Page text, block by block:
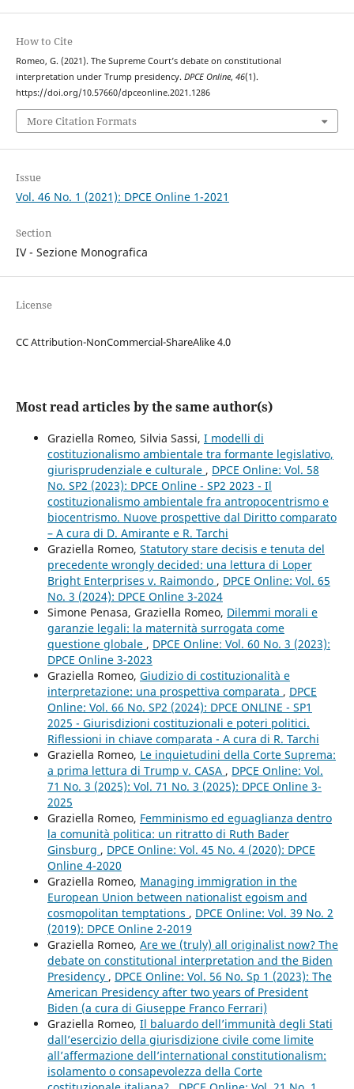
How to Cite
Romeo, G. (2021). The Supreme Court’s debate on constitutional
interpretation under Trump presidency. DPCE Online, 46(1).
https://doi.org/10.57660/dpceonline.2021.1286
More Citation Formats
Issue
Vol. 46 No. 1 (2021): DPCE Online 1-2021
Section
IV - Sezione Monografica
License
CC Attribution-NonCommercial-ShareAlike 4.0
Most read articles by the same author(s)
Graziella Romeo, Silvia Sassi, I modelli di
costituzionalismo ambientale tra formante legislativo,
giurisprudenziale e culturale , DPCE Online: Vol. 58
No. SP2 (2023): DPCE Online - SP2 2023 - Il
costituzionalismo ambientale fra antropocentrismo e
biocentrismo. Nuove prospettive dal Diritto comparato
– A cura di D. Amirante e R. Tarchi
Graziella Romeo, Statutory stare decisis e tenuta del
precedente wrongly decided: una lettura di Loper
Bright Enterprises v. Raimondo , DPCE Online: Vol. 65
No. 3 (2024): DPCE Online 3-2024
Simone Penasa, Graziella Romeo, Dilemmi morali e
garanzie legali: la maternità surrogata come
questione globale , DPCE Online: Vol. 60 No. 3 (2023):
DPCE Online 3-2023
Graziella Romeo, Giudizio di costituzionalità e
interpretazione: una prospettiva comparata , DPCE
Online: Vol. 66 No. SP2 (2024): DPCE ONLINE - SP1
2025 - Giurisdizioni costituzionali e poteri politici.
Riflessioni in chiave comparata - A cura di R. Tarchi
Graziella Romeo, Le inquietudini della Corte Suprema:
a prima lettura di Trump v. CASA , DPCE Online: Vol.
71 No. 3 (2025): Vol. 71 No. 3 (2025): DPCE Online 3-
2025
Graziella Romeo, Femminismo ed eguaglianza dentro
la comunità politica: un ritratto di Ruth Bader
Ginsburg , DPCE Online: Vol. 45 No. 4 (2020): DPCE
Online 4-2020
Graziella Romeo, Managing immigration in the
European Union between nationalist egoism and
cosmopolitan temptations , DPCE Online: Vol. 39 No. 2
(2019): DPCE Online 2-2019
Graziella Romeo, Are we (truly) all originalist now? The
debate on constitutional interpretation and the Biden
Presidency , DPCE Online: Vol. 56 No. Sp 1 (2023): The
American Presidency after two years of President
Biden (a cura di Giuseppe Franco Ferrari)
Graziella Romeo, Il baluardo dell’immunità degli Stati
dall’esercizio della giurisdizione civile come limite
all’affermazione dell’international constitutionalism:
isolamento o consapevolezza della Corte